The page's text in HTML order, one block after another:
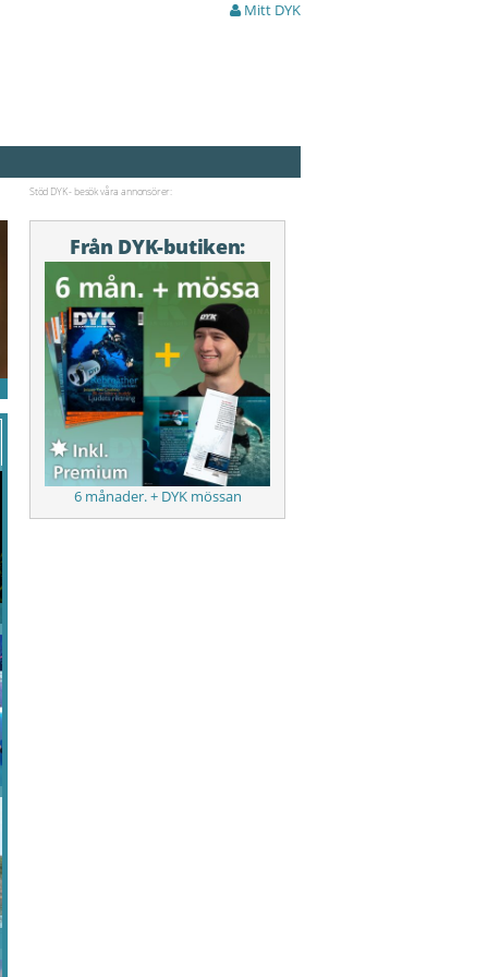
Mitt DYK
Stöd DYK - besök våra annonsörer:
Från DYK-butiken:
6 månader. + DYK mössan